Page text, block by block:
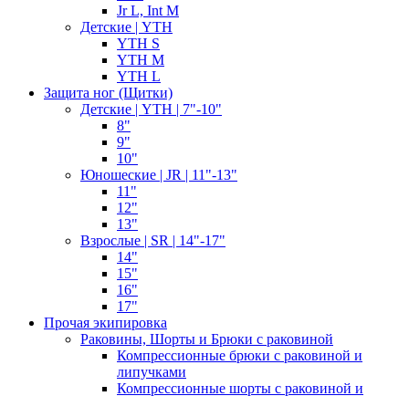
Jr L, Int M
Детские | YTH
YTH S
YTH M
YTH L
Защита ног (Щитки)
Детские | YTH | 7"-10"
8"
9"
10"
Юношеские | JR | 11"-13"
11"
12"
13"
Взрослые | SR | 14"-17"
14"
15"
16"
17"
Прочая экипировка
Раковины, Шорты и Брюки с раковиной
Компрессионные брюки с раковиной и
липучками
Компрессионные шорты с раковиной и